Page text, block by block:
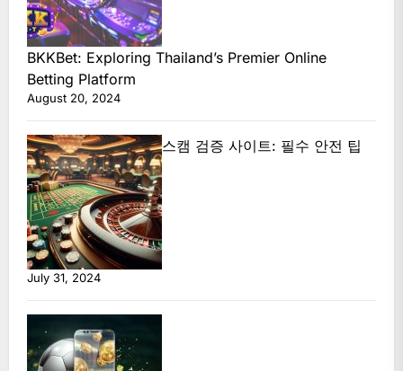
BKKBet: Exploring Thailand’s Premier Online
Betting Platform
August 20, 2024
스캠 검증 사이트: 필수 안전 팁
July 31, 2024